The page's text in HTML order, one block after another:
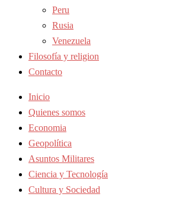
Peru
Rusia
Venezuela
Filosofía y religion
Contacto
Inicio
Quienes somos
Economia
Geopolítica
Asuntos Militares
Ciencia y Tecnología
Cultura y Sociedad